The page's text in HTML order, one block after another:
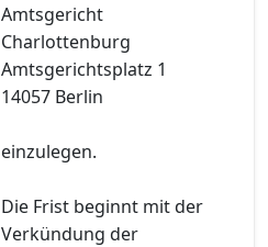
Amtsgericht
Charlottenburg
Amtsgerichtsplatz 1
14057 Berlin
einzulegen.
Die Frist beginnt mit der
Verkündung der